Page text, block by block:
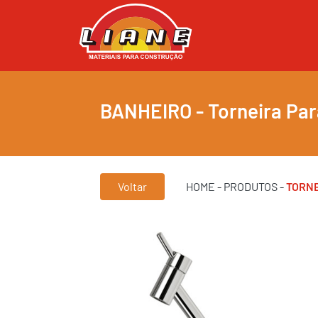
BANHEIRO - Torneira
Voltar HOME - PRODUTOS-